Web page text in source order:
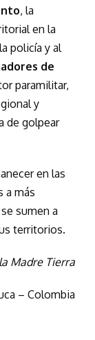
, la
en la
policía y al
de
paramilitar,
y
de golpear
en las
a más
sumen a
territorios.
Madre Tierra
– Colombia